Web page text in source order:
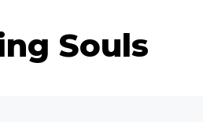
Souls